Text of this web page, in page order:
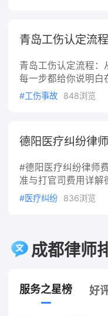
主张金额的比例收费
办
之后钱怎么拿回来。
条、欠条、转账记录
录、录音录像，凡是
钱"的材料都归拢好
以及其他能证明借贷
钱，
青岛工伤认定流程
青岛工伤认定流程：
每一步都给你说明白
伤，第一反应往往是
薪、伤残赔偿全都卡
谁、带什么、等多久
一、什么样的伤才算
请，对照《工伤保险
场所内因工作原因受
工作场所内做
#工伤事故 848浏览
德阳医疗纠纷律
#德阳医疗纠纷律师
准与打官司费用详解
师费怎么收医疗纠纷
一价，主要看收费方
务收费实行政府指导
价。涉及人身赔偿的
规定幅度内给出具体
比例收费这是医疗纠
#医疗纠纷 836浏览
成都律师
服务之星榜 好